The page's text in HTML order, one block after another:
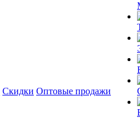
Скидки Оптовые продажи